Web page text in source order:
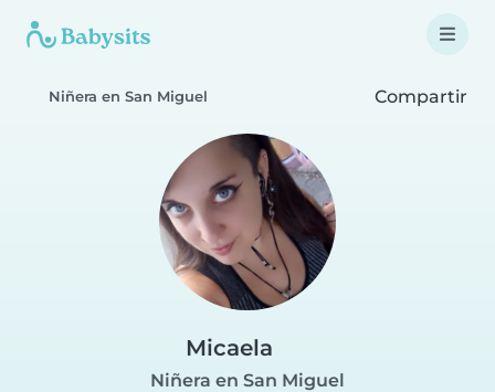
Niñera en San Miguel Compartir
Micaela
Niñera en San Miguel